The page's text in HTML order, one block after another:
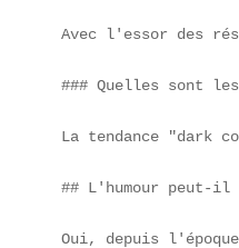
Avec l'essor des
### Quelles sont
La tendance "dark
## L'humour peut-
Oui, depuis